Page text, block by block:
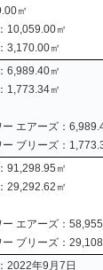
㎡
10,059.00㎡
3,170.00㎡
6,989.40㎡
1,773.34㎡
ー エアーズ：
ー ブリーズ：
91,298.95㎡
29,292.62㎡
ー エアーズ：
ー ブリーズ：
2022年9月7日